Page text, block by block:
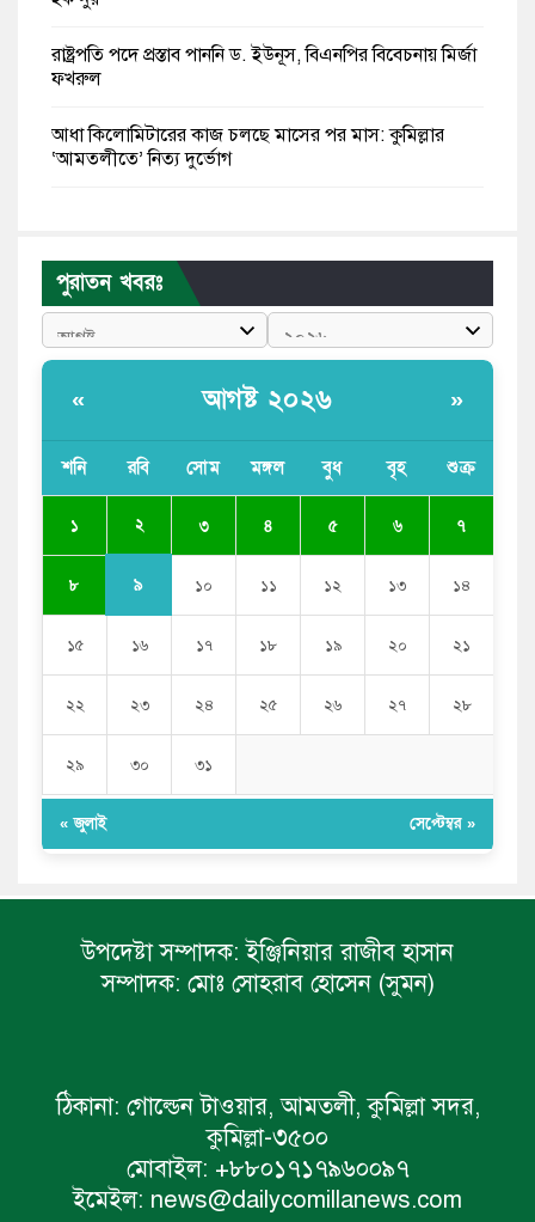
রাষ্ট্রপতি পদে প্রস্তাব পাননি ড. ইউনূস, বিএনপির বিবেচনায় মির্জা
ফখরুল
আধা কিলোমিটারের কাজ চলছে মাসের পর মাস: কুমিল্লার
‘আমতলীতে’ নিত্য দুর্ভোগ
পুলিশকে পিটিয়ে রক্তাক্ত করেছি এ দৃশ্য কি আপনারা দেখেননি:
এনসিপি নেতা
সরকার
সজীব ওয়াজেদ জয়
পুরাতন খবরঃ
« আগষ্ট ২০২৬ »
শনি রবি সোম মঙ্গল বুধ বৃহ শুক্র
১ ২ ৩ ৪ ৫ ৬ ৭
৮ ৯ ১০ ১১ ১২ ১৩ ১৪
১৫ ১৬ ১৭ ১৮ ১৯ ২০ ২১
২২ ২৩ ২৪ ২৫ ২৬ ২৭ ২৮
২৯ ৩০ ৩১
« জুলাই সেপ্টেম্বর »
উপদেষ্টা সম্পাদক: ইঞ্জিনিয়ার রাজীব হাসান
সম্পাদক: মোঃ সোহরাব হোসেন (সুমন)
ঠিকানা: গোল্ডেন টাওয়ার, আমতলী, কুমিল্লা সদর,
কুমিল্লা-৩৫০০
মোবাইল: +৮৮০১৭১৭৯৬০০৯৭
ইমেইল: news@dailycomillanews.com